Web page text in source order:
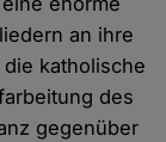
an ihre
katholische
des
gegenüber